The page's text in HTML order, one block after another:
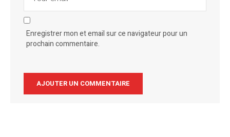
Enregistrer mon et email sur ce navigateur pour un
prochain commentaire.